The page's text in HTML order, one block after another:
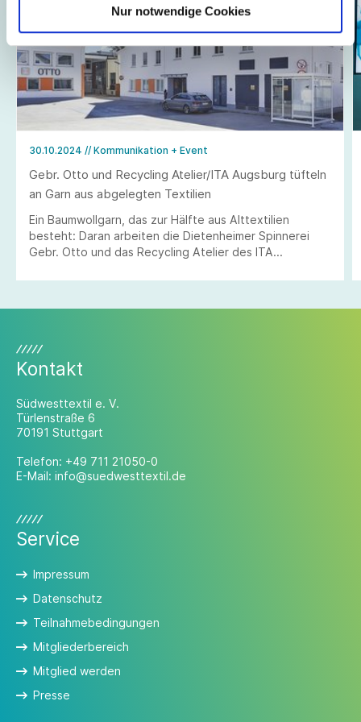
Nur notwendige Cookies
30.10.2024 // Kommunikation + Event
Gebr. Otto und Recycling Atelier/ITA Augsburg tüfteln
an Garn aus abgelegten Textilien
Ein Baumwollgarn, das zur Hälfte aus Alttextilien
besteht: Daran arbeiten die Dietenheimer Spinnerei
Gebr. Otto und das Recycling Atelier des ITA
Kontakt
Südwesttextil e. V.
Türlenstraße 6
70191 Stuttgart
Telefon: +49 711 21050-0
E-Mail: info@suedwesttextil.de
Service
Impressum
Datenschutz
Teilnahmebedingungen
Mitgliederbereich
Mitglied werden
Presse